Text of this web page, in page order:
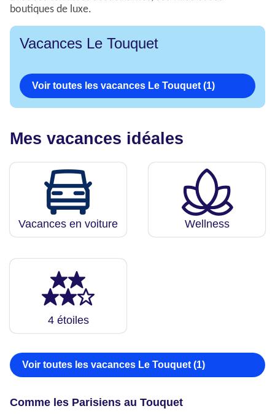
boutiques de luxe.
Vacances Le Touquet
Voir toutes les vacances Le Touquet (1)
Mes vacances idéales
Vacances en voiture Wellness
4 étoiles
Voir toutes les vacances Le Touquet (1)
Comme les Parisiens au Touquet